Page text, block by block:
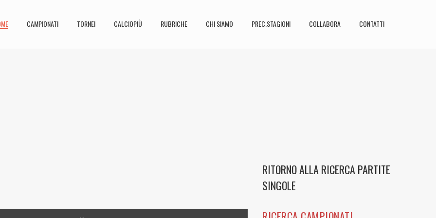
CAMPIONATI TORNEI CALCIOPIÙ RUBRICHE CHI SIAMO PREC.STAGIONI COLLABORA CONTATTI
RITORNO ALLA RICERCA PARTITE
SINGOLE